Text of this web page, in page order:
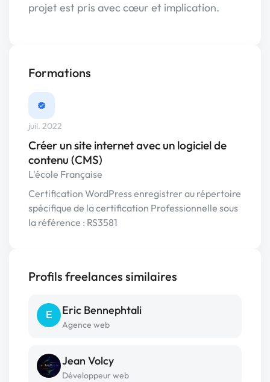
projet est pris avec cœur et implication.
Formations
juil. 2022
Créer un site internet avec un logiciel de
contenu (CMS)
L'école Française
Certification WordPress enregistrer au répertoire
spécifique de la certification Professionnelle sous
la référence : RS3581
Profils freelances similaires
E Eric Bennephtali
Agence web
Jean Volcy
Développeur web